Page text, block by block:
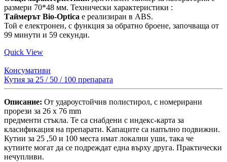
размери 70*48 мм. Технически характеристики :
Таймерът Bio-Optica е реализиран в ABS.
Той е електронен, с функция за обратно броене, започваща от
99 минути и 59 секунди.
Quick View
Консумативи
Кутия за 25 / 50 / 100 препарата
Описание: От удароустойчив полистирол, с номерирани
прорези за 26 x 76 mm
предменти стъкла. Те са снабдени с индекс-карта за
класификация на препарати. Капаците са напълно подвижни.
Кутии за 25 ,50 и 100 места имат локални уши, така че
кутиите могат да се подреждат една върху друга. Практически
нечупливи.